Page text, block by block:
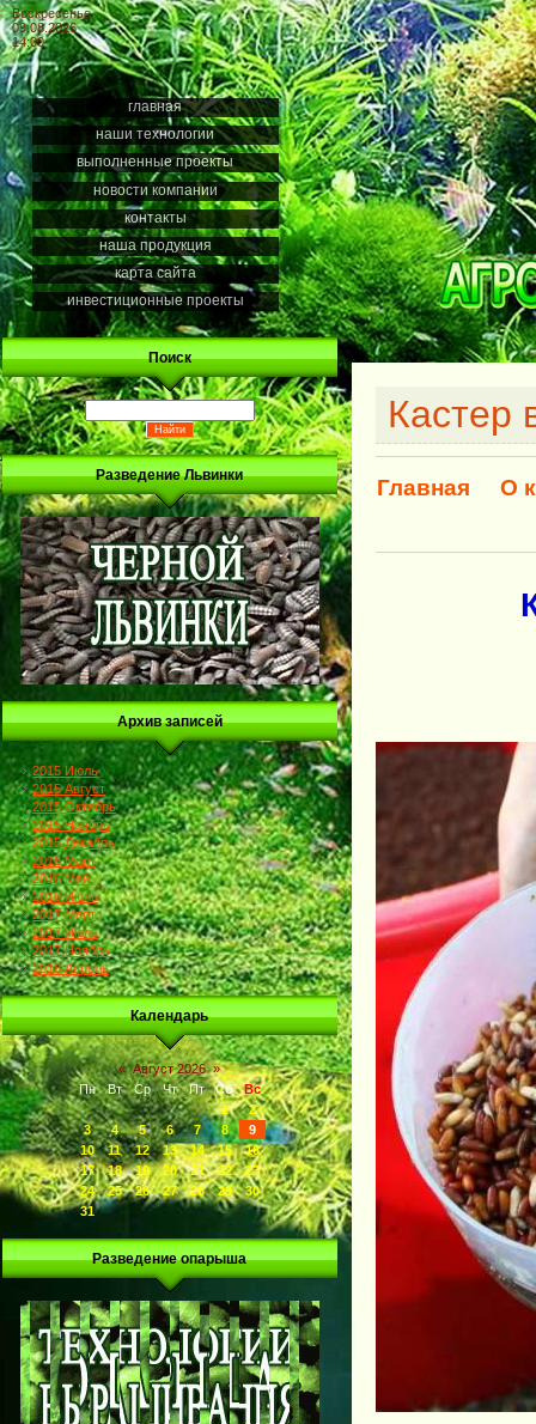
Воскресенье
09.08.2026
14:00
главная
наши технологии
выполненные проекты
новости компании
контакты
наша продукция
карта сайта
инвестиционные проекты
Поиск
Разведение Львинки
Архив записей
2015 Июль
2015 Август
2015 Октябрь
2015 Ноябрь
2015 Декабрь
2016 Март
2016 Май
2016 Июль
2017 Март
2017 Июль
2017 Ноябрь
2018 Апрель
Календарь
« Август 2026 »
Пн
Вт Ср Чт Пт Сб
Вс
1
2
3
4 5 6 7 8
9
10
11 12 13 14 15
16
17
18 19 20 21 22
23
24
25 26 27 28 29
30
31
Разведение опарыша
Кастер
Главная О